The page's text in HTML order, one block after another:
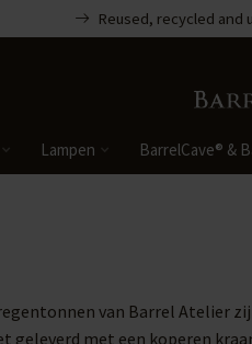
Reused, recycled and
Lampen BarrelCave® &
van Barrel Atelier
met een koperen